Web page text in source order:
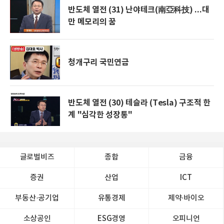
반도체 열전 (31) 난야테크(南亞科技) ...대
만 메모리의 꿈
청개구리 국민연금
반도체 열전 (30) 테슬라 (Tesla) 구조적 한
계 "심각한 성장통"
글로벌비즈 종합 금융
증권 산업 ICT
부동산·공기업 유통경제 제약∙바이오
소상공인 ESG경영 오피니언